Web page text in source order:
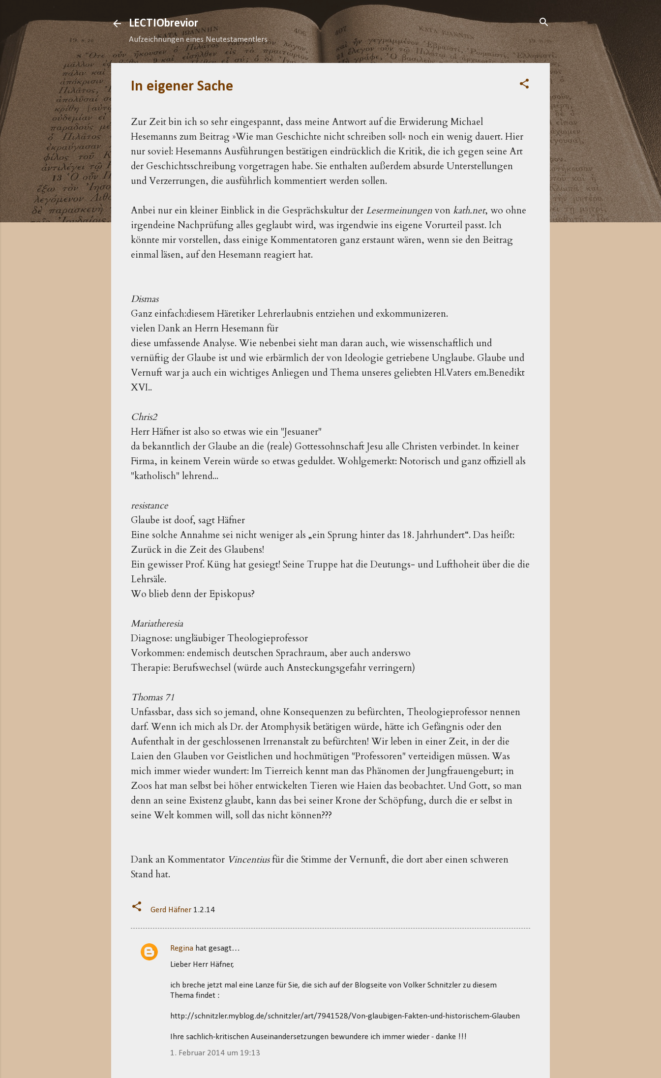
Direkt zum Hauptbereich
LECTIObrevior
Aufzeichnungen eines Neutestamentlers
In eigener Sache
Zur Zeit bin ich so sehr eingespannt, dass meine Antwort auf die Erwiderung Michael
Hesemanns zum Beitrag »Wie man Geschichte nicht schreiben soll« noch ein wenig dauert. Hier
nur soviel: Hesemanns Ausführungen bestätigen eindrücklich die Kritik, die ich gegen seine Art
der Geschichtsschreibung vorgetragen habe. Sie enthalten außerdem absurde Unterstellungen
und Verzerrungen, die ausführlich kommentiert werden sollen.
Anbei nur ein kleiner Einblick in die Gesprächskultur derLesermeinungenvonkath.net, wo ohne
irgendeine Nachprüfung alles geglaubt wird, was irgendwie ins eigene Vorurteil passt. Ich
könnte mir vorstellen, dass einige Kommentatoren ganz erstaunt wären, wenn sie den Beitrag
einmal läsen, auf den Hesemann reagiert hat.
Dismas
Ganz einfach:diesem Häretiker Lehrerlaubnis entziehen und exkommunizeren.
vielen Dank an Herrn Hesemann für
diese umfassende Analyse. Wie nebenbei sieht man daran auch, wie wissenschaftlich und
vernüftig der Glaube ist und wie erbärmlich der von Ideologie getriebene Unglaube. Glaube und
Vernuft war ja auch ein wichtiges Anliegen und Thema unseres geliebten Hl.Vaters em.Benedikt
XVI..
Chris2
Herr Häfner ist also so etwas wie ein "Jesuaner"
da bekanntlich der Glaube an die (reale) Gottessohnschaft Jesu alle Christen verbindet. In keiner
Firma, in keinem Verein würde so etwas geduldet. Wohlgemerkt: Notorisch und ganz offiziell als
"katholisch" lehrend...
resistance
Glaube ist doof, sagt Häfner
Eine solche Annahme sei nicht weniger als „ein Sprung hinter das 18. Jahrhundert“. Das heißt:
Zurück in die Zeit des Glaubens!
Ein gewisser Prof. Küng hat gesiegt! Seine Truppe hat die Deutungs- und Lufthoheit über die die
Lehrsäle.
Wo blieb denn der Episkopus?
Mariatheresia
Diagnose: ungläubiger Theologieprofessor
Vorkommen: endemisch deutschen Sprachraum, aber auch anderswo
Therapie: Berufswechsel (würde auch Ansteckungsgefahr verringern)
Thomas 71
Unfassbar, dass sich so jemand, ohne Konsequenzen zu befürchten, Theologieprofessor nennen
darf. Wenn ich mich als Dr. der Atomphysik betätigen würde, hätte ich Gefängnis oder den
Aufenthalt in der geschlossenen Irrenanstalt zu befürchten! Wir leben in einer Zeit, in der die
Laien den Glauben vor Geistlichen und hochmütigen "Professoren" verteidigen müssen. Was
mich immer wieder wundert: Im Tierreich kennt man das Phänomen der Jungfrauengeburt; in
Zoos hat man selbst bei höher entwickelten Tieren wie Haien das beobachtet. Und Gott, so man
denn an seine Existenz glaubt, kann das bei seiner Krone der Schöpfung, durch die er selbst in
seine Welt kommen will, soll das nicht können???
Dank an Kommentator Vincentiusfür die Stimme der Vernunft, die dort aber einen schweren
Stand hat.
Gerd Häfner 1.2.14
K
Regina hat gesagt…
Lieber Herr Häfner,
ich breche jetzt mal eine Lanze für Sie, die sich auf der Blogseite von Volker Schnitzler zu diesem
Thema findet :
http://schnitzler.myblog.de/schnitzler/art/7941528/Von-glaubigen-Fakten-und-historischem-Glauben
Ihre sachlich-kritischen Auseinandersetzungen bewundere ich immer wieder - danke !!!
1. Februar 2014 um 19:13